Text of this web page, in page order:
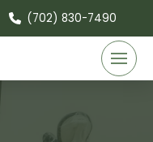
(702) 830-7490